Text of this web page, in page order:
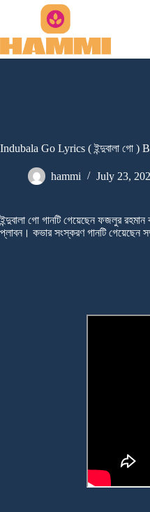
Indubala Go Lyrics ( ইন্দুবালা গো )
hammi July 23,
ইন্দুবালা গো গানটি গেয়েছেন ফজলুর
প্লাবন। কভার সংস্করণ গানটি গেয়েছেন